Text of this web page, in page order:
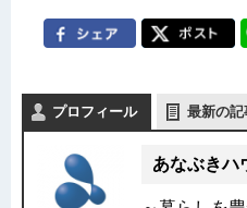
プロフィール 最新の記
あなぶきハ